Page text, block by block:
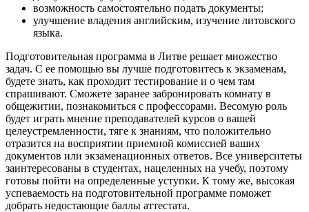
возможность самостоятельно подать документы;
улучшение владения английским, изучение литовского
языка.
Подготовительная программа в Литве решает множество
задач. С ее помощью вы лучше подготовитесь к экзаменам,
будете знать, как проходит тестирование и о чем там
спрашивают. Сможете заранее забронировать комнату в
общежитии, познакомиться с профессорами. Весомую роль
будет играть мнение преподавателей курсов о вашей
целеустремленности, тяге к знаниям, что положительно
отразится на восприятии приемной комиссией ваших
документов или экзаменационных ответов. Все университеты
заинтересованы в студентах, нацеленных на учебу, поэтому
готовы пойти на определенные уступки. К тому же, высокая
успеваемость на подготовительной программе поможет
добрать недостающие баллы аттестата.